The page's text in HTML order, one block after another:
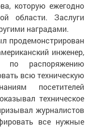
которую ежегодно
области. Заслуги
наградами.
продемонстрирован
инженер,
по распоряжению
всю техническую
посетителей
техническое
журналистов
все нужные